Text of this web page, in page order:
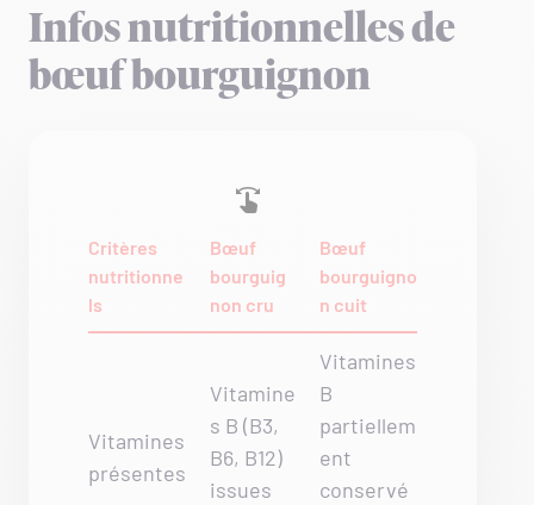
Infos nutritionnelles de
bœuf bourguignon
Critères
nutritionne
ls
Bœuf
bourguig
non cru
Bœuf
bourguigno
n cuit
Vitamines
présentes
Vitamine
s B (B3,
B6, B12)
issues
Vitamines
B
partiellem
ent
conservé